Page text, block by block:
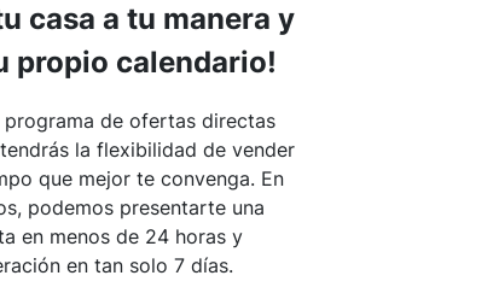
casa a tu manera y
propio calendario!
programa de ofertas directas
la flexibilidad de vender
que mejor te convenga. En
podemos presentarte una
en menos de 24 horas y
en tan solo 7 días.